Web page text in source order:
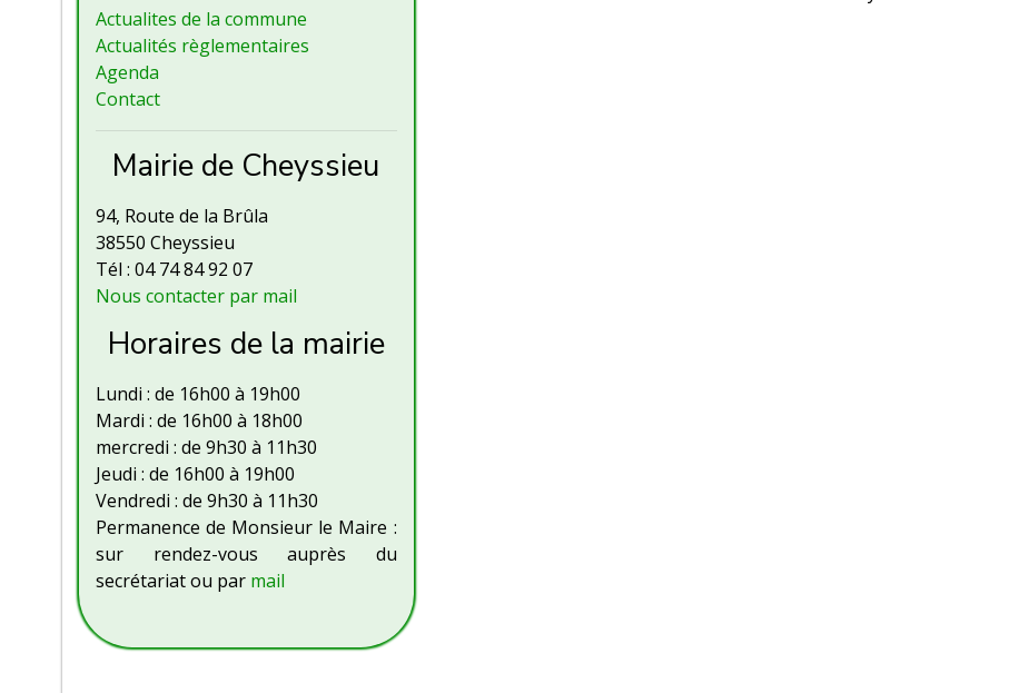
Actualites de la commune
Actualités règlementaires
Agenda
Contact
Mairie de Cheyssieu
94, Route de la Brûla
38550 Cheyssieu
Tél : 04 74 84 92 07
Nous contacter par mail
Horaires de la mairie
Lundi : de 16h00 à 19h00
Mardi : de 16h00 à 18h00
mercredi : de 9h30 à 11h30
Jeudi : de 16h00 à 19h00
Vendredi : de 9h30 à 11h30
Permanence de Monsieur le Maire :
sur rendez-vous auprès du
secrétariat ou par mail